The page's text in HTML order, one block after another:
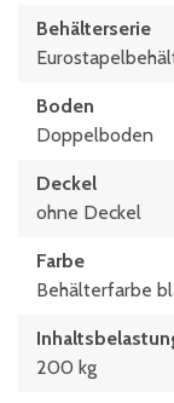
Behälterserie
Boden
Doppelboden
Deckel
ohne Deckel
Farbe
Behälterfarbe
200 kg